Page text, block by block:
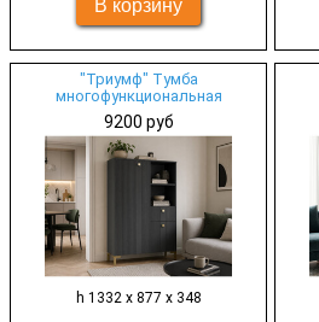
"Триумф" Тумба
многофункциональная
9200 руб
h 1332 х 877 х 348